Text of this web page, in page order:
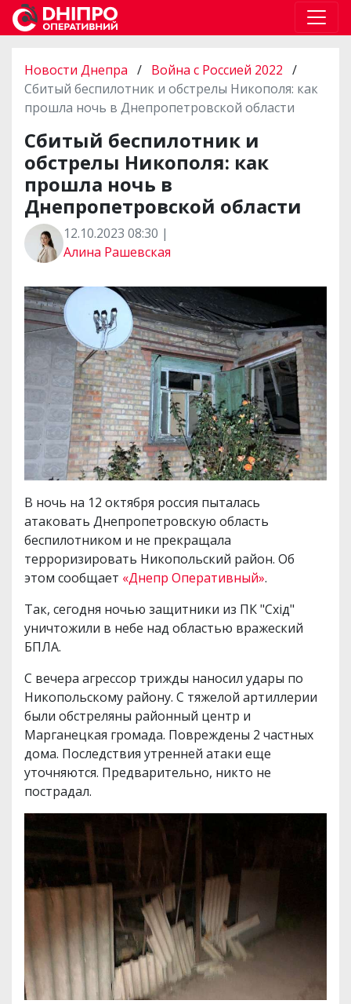
Новости Днепра / Война с Россией 2022 /
Сбитый беспилотник и обстрелы Никополя: как
прошла ночь в Днепропетровской области
Сбитый беспилотник и
обстрелы Никополя: как
прошла ночь в
Днепропетровской области
12.10.2023 08:30 |
Алина Рашевская
В ночь на 12 октября россия пыталась
атаковать Днепропетровскую область
беспилотником и не прекращала
терроризировать Никопольский район. Об
этом сообщает «Днепр Оперативный».
Так, сегодня ночью защитники из ПК "Схід"
уничтожили в небе над областью вражеский
БПЛА.
С вечера агрессор трижды наносил удары по
Никопольскому району. С тяжелой артиллерии
были обстреляны районный центр и
Марганецкая громада. Повреждены 2 частных
дома. Последствия утренней атаки еще
уточняются. Предварительно, никто не
пострадал.